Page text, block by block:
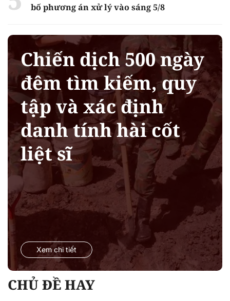
bố phương án xử lý vào sáng 5/8
Chiến dịch 500 ngày
đêm tìm kiếm, quy
tập và xác định
danh tính hài cốt
liệt sĩ
Xem chi tiết
CHỦ ĐỀ HAY